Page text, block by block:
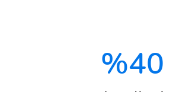
40
%